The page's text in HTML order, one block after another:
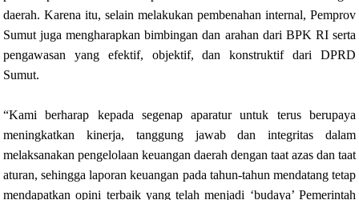
daerah. Karena itu, selain melakukan pembenahan internal, Pemprov
Sumut juga mengharapkan bimbingan dan arahan dari BPK RI serta
pengawasan yang efektif, objektif, dan konstruktif dari DPRD
Sumut.
“Kami berharap kepada segenap aparatur untuk terus berupaya
meningkatkan kinerja, tanggung jawab dan integritas dalam
melaksanakan pengelolaan keuangan daerah dengan taat azas dan taat
aturan, sehingga laporan keuangan pada tahun-tahun mendatang tetap
mendapatkan opini terbaik yang telah menjadi ‘budaya’ Pemerintah